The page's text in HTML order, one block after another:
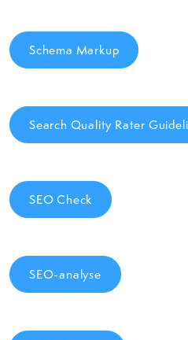
Schema Markup
Search Quality Rater
SEO Check
SEO-analyse